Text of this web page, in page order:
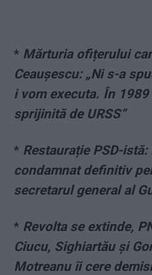
* Mărturia ofițerului
Ceaușescu: „Ni s-a
i vom executa. În
sprijinită de URSS“
* Restaurație PSD-
condamnat definitiv
secretarul general al
* Revolta se extinde,
Ciucu, Sighiartău și
Motreanu îi cere